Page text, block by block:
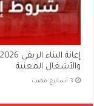
والأشغال المعنية